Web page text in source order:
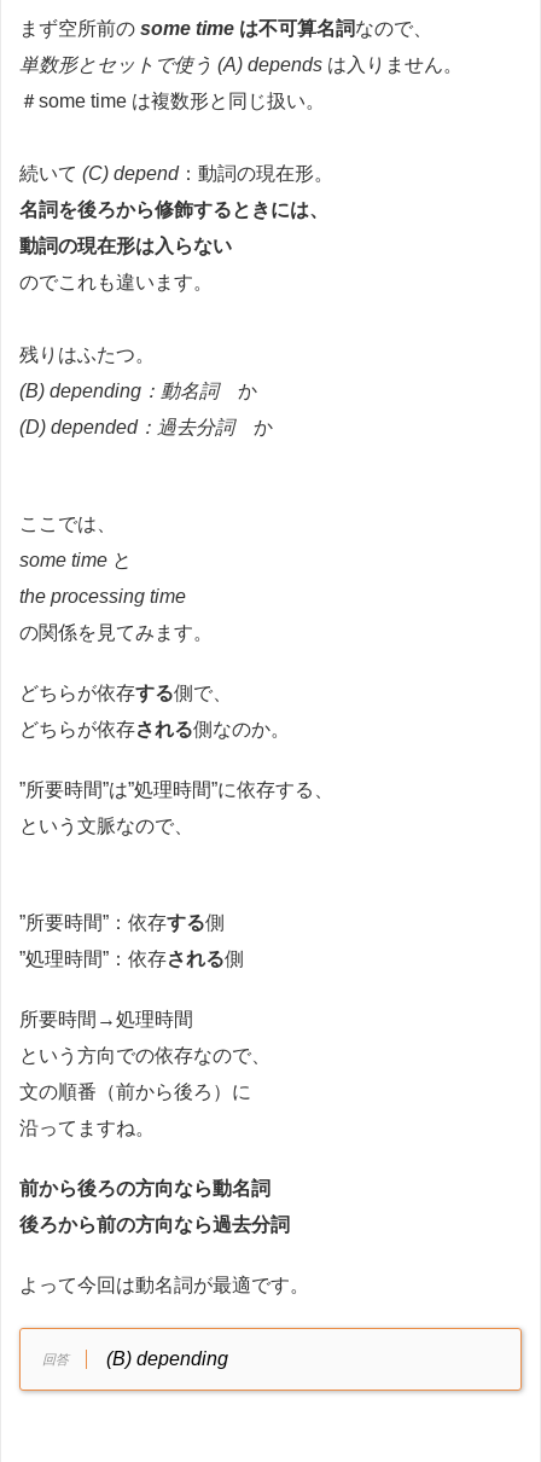
まず空所前の some time は不可算名詞なので、
単数形とセットで使う (A) depends は入りません。
＃some time は複数形と同じ扱い。
続いて (C) depend：動詞の現在形。
名詞を後ろから修飾するときには、
動詞の現在形は入らない
のでこれも違います。
残りはふたつ。
(B) depending：動名詞 か
(D) depended：過去分詞 か
ここでは、
some time と
the processing time
の関係を見てみます。
どちらが依存する側で、
どちらが依存される側なのか。
”所要時間”は”処理時間”に依存する、
という文脈なので、
”所要時間”：依存する側
”処理時間”：依存される側
所要時間→処理時間
という方向での依存なので、
文の順番（前から後ろ）に
沿ってますね。
前から後ろの方向なら動名詞
後ろから前の方向なら過去分詞
よって今回は動名詞が最適です。
(B) depending